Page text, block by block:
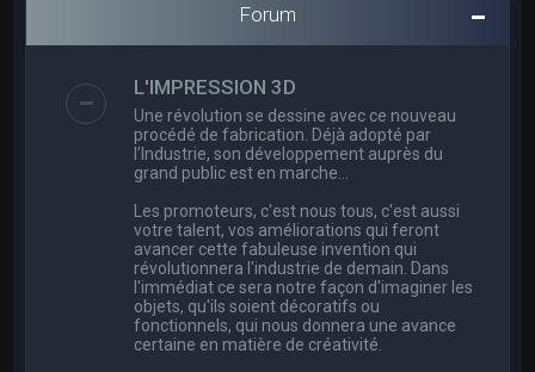
Forum
L'IMPRESSION 3D
Une révolution se dessine avec ce nouveau
procédé de fabrication. Déjà adopté par
l’Industrie, son développement auprès du
grand public est en marche…
Les promoteurs, c'est nous tous, c'est aussi
votre talent, vos améliorations qui feront
avancer cette fabuleuse invention qui
révolutionnera l'industrie de demain. Dans
l'immédiat ce sera notre façon d'imaginer les
objets, qu'ils soient décoratifs ou
fonctionnels, qui nous donnera une avance
certaine en matière de créativité.